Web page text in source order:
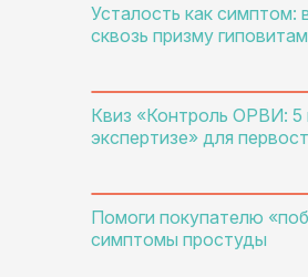
Усталость как симптом:
сквозь призму
Квиз «Контроль ОРВИ: 5
экспертизе» для
Помоги покупателю
симптомы простуды